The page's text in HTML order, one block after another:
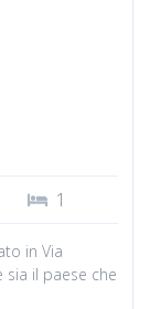
1
in Via
sia il paese che